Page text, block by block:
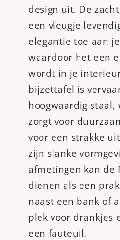
design uit. De
een vleugje
elegantie toe aan
waardoor het een
wordt in je
bijzettafel is
hoogwaardig staal,
zorgt voor
voor een strakke
zijn slanke
afmetingen kan de
dienen als een
naast een bank of
plek voor drankjes
een fauteuil.